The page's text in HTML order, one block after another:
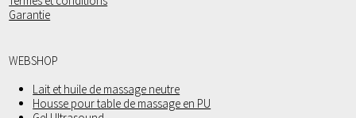
Garantie
WEBSHOP
Lait et huile de massage neutre
Housse pour table de massage en PU